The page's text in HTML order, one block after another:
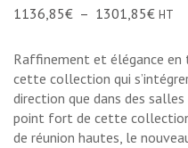
1136,85€ – 1301,85€ HT
Raffinement et élégance
cette collection qui
direction que dans des
point fort de cette
de réunion hautes, le